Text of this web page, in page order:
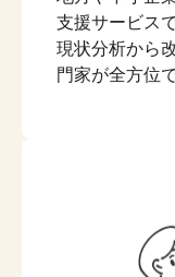
支援サービスで
現状分析から
門家が全方位